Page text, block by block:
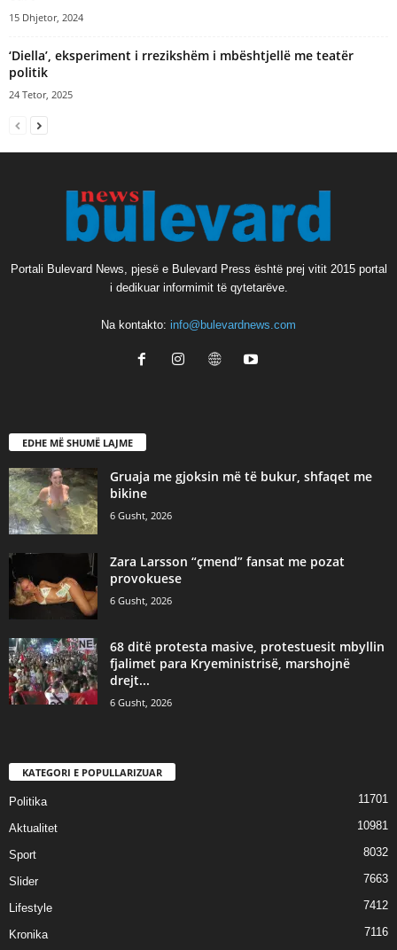
15 Dhjetor, 2024
‘Diella’, eksperiment i rrezikshëm i mbështjellë me teatër
politik
24 Tetor, 2025
Portali Bulevard News, pjesë e Bulevard Press është prej vitit 2015 portal
i dedikuar informimit të qytetarëve.
Na kontakto: info@bulevardnews.com
EDHE MË SHUMË LAJME
Gruaja me gjoksin më të bukur, shfaqet me
bikine
6 Gusht, 2026
Zara Larsson “çmend” fansat me pozat
provokuese
6 Gusht, 2026
68 ditë protesta masive, protestuesit mbyllin
fjalimet para Kryeministrisë, marshojnë
drejt...
6 Gusht, 2026
KATEGORI E POPULLARIZUAR
Politika 11701
Aktualitet 10981
Sport 8032
Slider 7663
Lifestyle 7412
Kronika 7116